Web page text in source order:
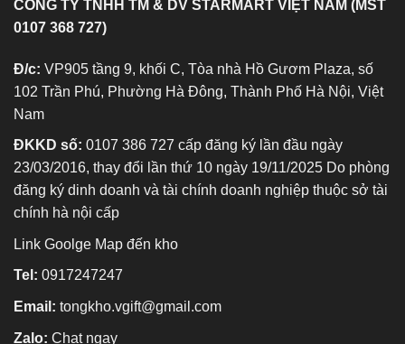
CÔNG TY TNHH TM & DV STARMART VIỆT NAM (MST
0107 368 727)
Đ/c: VP905 tầng 9, khối C, Tòa nhà Hồ Gươm Plaza, số
102 Trần Phú, Phường Hà Đông, Thành Phố Hà Nội, Việt
Nam
ĐKKD số: 0107 386 727 cấp đăng ký lần đầu ngày
23/03/2016, thay đổi lần thứ 10 ngày 19/11/2025 Do phòng
đăng ký dinh doanh và tài chính doanh nghiệp thuộc sở tài
chính hà nội cấp
Link Goolge Map đến kho
Tel: 0917247247
Email: tongkho.vgift@gmail.com
Zalo: Chat ngay